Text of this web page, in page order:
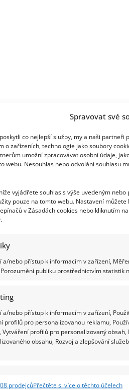
Spravovat své
co nejlepší služby, my a naši partneři
o zařízeních, technologie jako soubory
umožní zpracovávat osobní údaje,
webu. Nesouhlas nebo odvolání souhlasu
vyjádřete souhlas s výše uvedeným
pouze na tomto webu. Nastavení
v Zásadách cookies nebo kliknutím
a/nebo přístup k informacím v zařízení,
publiku prostřednictvím statistik
a/nebo přístup k informacím v zařízení,
profilů pro personalizovanou reklamu,
Vytváření profilů pro personalizovaný
obsahu, Rozvoj a zlepšování
prodejcůPřečtěte si více o těchto účelech